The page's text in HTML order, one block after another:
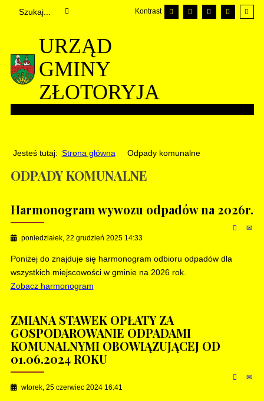
Kontrast
URZĄD
GMINY
ZŁOTORYJA
Jesteś tutaj: Strona główna Odpady komunalne
ODPADY KOMUNALNE
Harmonogram wywozu odpadów na 2026r.
poniedziałek, 22 grudzień 2025 14:33
Poniżej do znajduje się harmonogram odbioru odpadów dla
wszystkich miejscowości w gminie na 2026 rok.
Zobacz harmonogram
ZMIANA STAWEK OPŁATY ZA
GOSPODAROWANIE ODPADAMI
KOMUNALNYMI OBOWIĄZUJĄCEJ OD
01.06.2024 ROKU
wtorek, 25 czerwiec 2024 16:41